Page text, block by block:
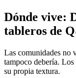
Dónde vive:
tableros de
Las comunidades no
tampoco debería. Los
su propia textura.